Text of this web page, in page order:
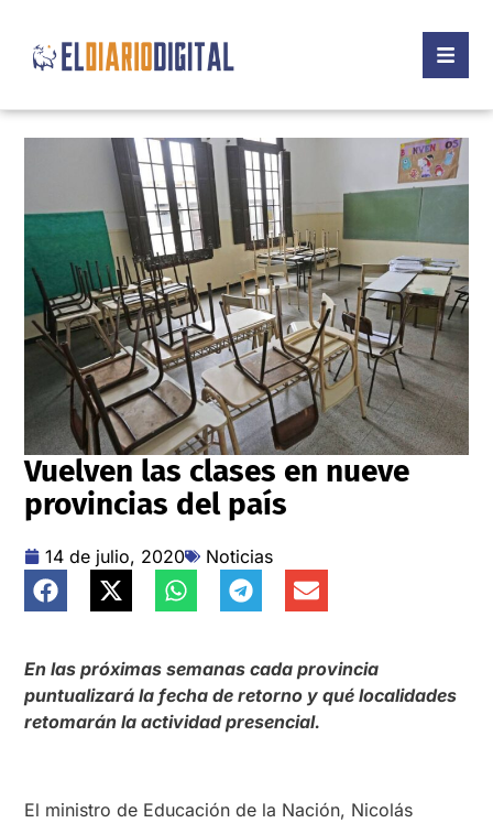
Vuelven las clases en nueve
provincias del país
14 de julio, 2020 Noticias
En las próximas semanas cada provincia
puntualizará la fecha de retorno y qué localidades
retomarán la actividad presencial.
El ministro de Educación de la Nación, Nicolás